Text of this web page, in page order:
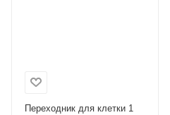
Переходник для клетки 1